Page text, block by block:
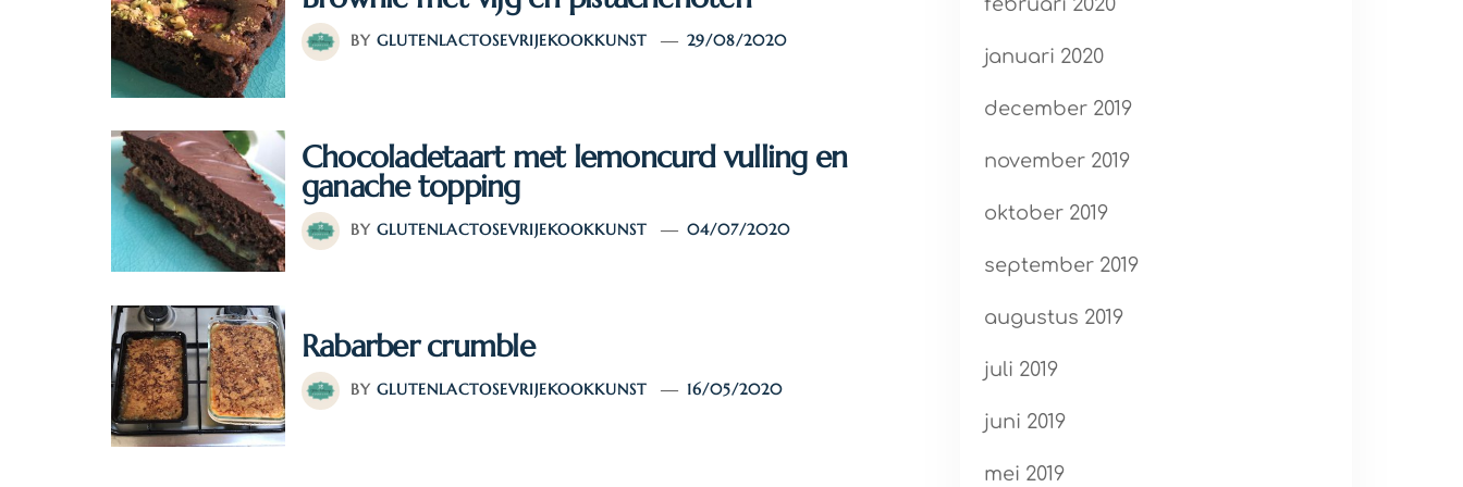
BY GLUTENLACTOSEVRIJEKOOKKUNST 29/08/2020
Chocoladetaart met lemoncurd vulling en
ganache topping
BY GLUTENLACTOSEVRIJEKOOKKUNST 04/07/2020
Rabarber crumble
BY GLUTENLACTOSEVRIJEKOOKKUNST 16/05/2020
januari 2020
december 2019
november 2019
oktober 2019
september 2019
augustus 2019
juli 2019
juni 2019
mei 2019